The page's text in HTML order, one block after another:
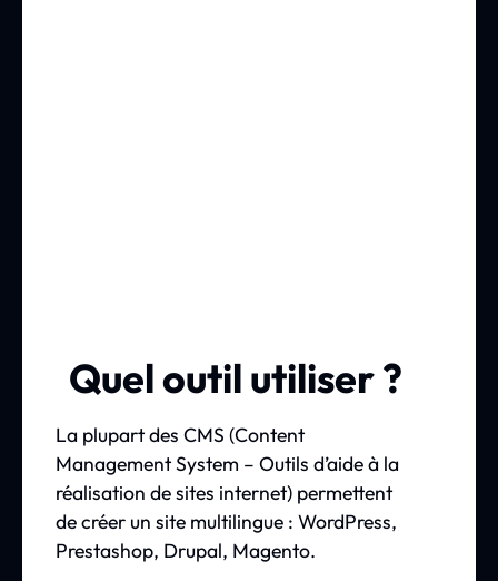
Quel outil utiliser ?
La plupart des CMS (Content
Management System – Outils d’aide à la
réalisation de sites internet) permettent
de créer un site multilingue : WordPress,
Prestashop, Drupal, Magento.